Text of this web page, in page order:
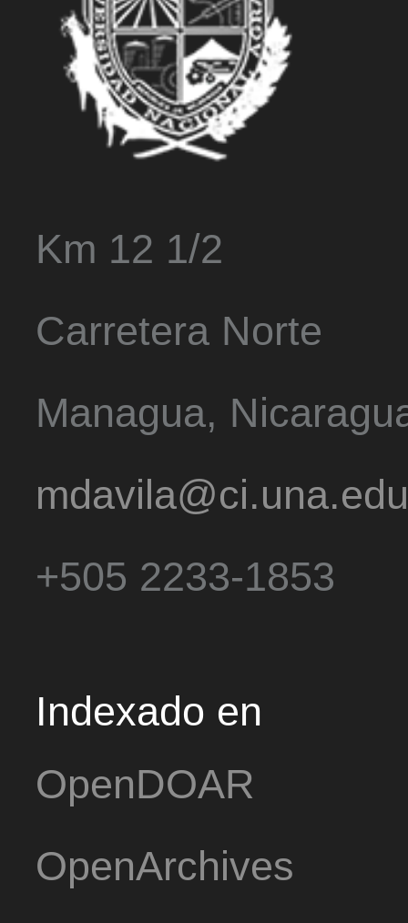
Km 12 1/2
Carretera Norte
Managua,
+505 2233-1853
Indexado en
OpenDOAR
OpenArchives